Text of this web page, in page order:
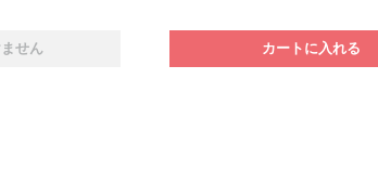
せん カートに入れる